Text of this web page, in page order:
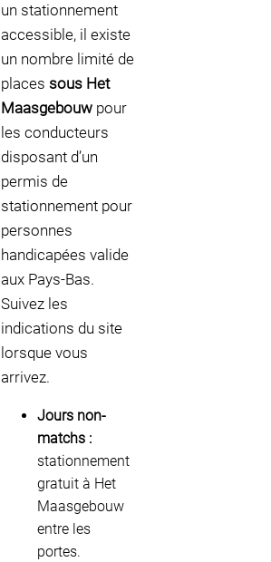
un stationnement
accessible, il existe
un nombre limité de
places sous Het
Maasgebouw pour
les conducteurs
disposant d’un
permis de
stationnement pour
personnes
handicapées valide
aux Pays-Bas.
Suivez les
indications du site
lorsque vous
arrivez.
Jours non-
matchs :
stationnement
gratuit à Het
Maasgebouw
entre les
portes.